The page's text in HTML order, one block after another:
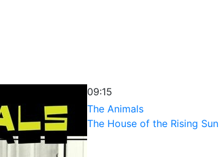
09:15
The Animals
The House of the Rising Sun